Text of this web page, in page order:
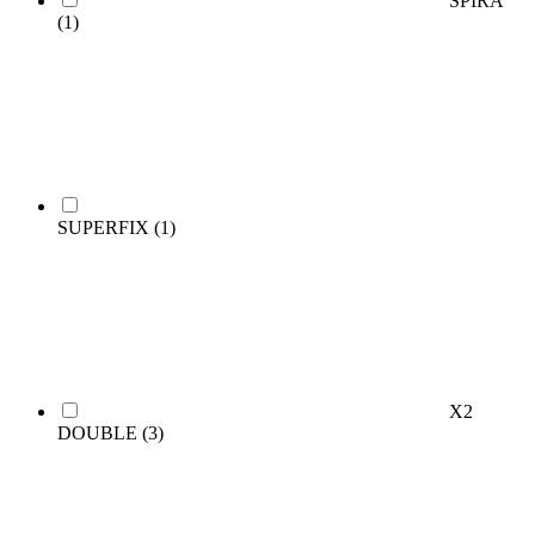
(1)
SUPERFIX (1)
X2
DOUBLE (3)